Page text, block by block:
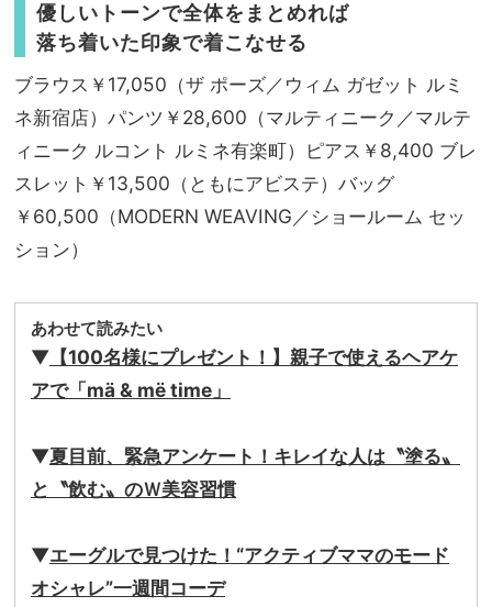
優しいトーンで全体をまとめれば
落ち着いた印象で着こなせる
ブラウス￥17,050（ザ ポーズ／ウィム ガゼット ルミ
ネ新宿店）パンツ￥28,600（マルティニーク／マルテ
ィニーク ルコント ルミネ有楽町）ピアス￥8,400 ブレ
スレット￥13,500（ともにアビステ）バッグ
￥60,500（MODERN WEAVING／ショールーム セッ
ション）
あわせて読みたい
▼ 【100名様にプレゼント！】親子で使えるヘアケ
アで「mä & më time」
▼夏目前、緊急アンケート！キレイな人は〝塗る〟
と〝飲む〟 のＷ美容習慣
▼エーグルで見つけた！“アクティブママのモード
オシャレ”一週間コーデ